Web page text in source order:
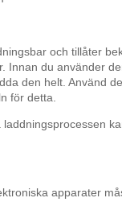
och tillåter
Innan du använder
den helt. Använd
för detta.
laddningsprocessen
apparater